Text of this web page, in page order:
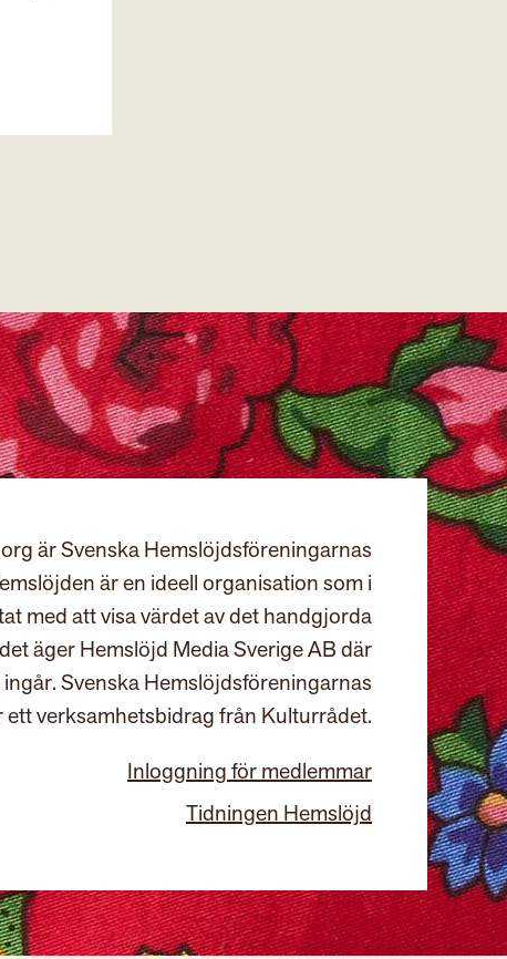
är Svenska Hemslöjdsföreningarnas
är en ideell organisation som i
med att visa värdet av det handgjorda
äger Hemslöjd Media Sverige AB där
Svenska Hemslöjdsföreningarnas
ett verksamhetsbidrag från Kulturrådet.
Inloggning för medlemmar
Tidningen Hemslöjd